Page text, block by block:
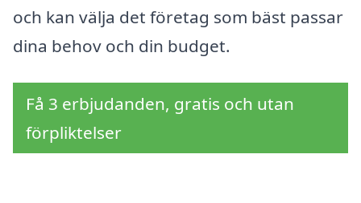
och kan välja det företag som bäst passar
dina behov och din budget.
Få 3 erbjudanden, gratis och utan
förpliktelser